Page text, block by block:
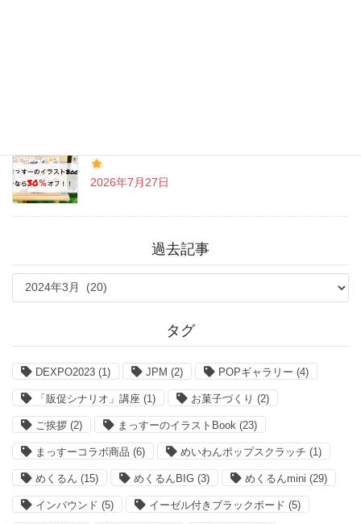
2026年7月27日
過去記事
過
記
タグ
DEXPO2023 (1) JPM (2) POPギャラリー (4)
「販促シナリオ」講座 (1) お菓子づくり (2)
ご挨拶 (2) まっすーのイラストBook (23)
まっすーコラボ商品 (6) めいわんポップスクラッチ (1)
めくるん (15) めくるんBIG (3) めくるんmini (29)
インバウンド (5) イーゼル付きブラックボード (5)